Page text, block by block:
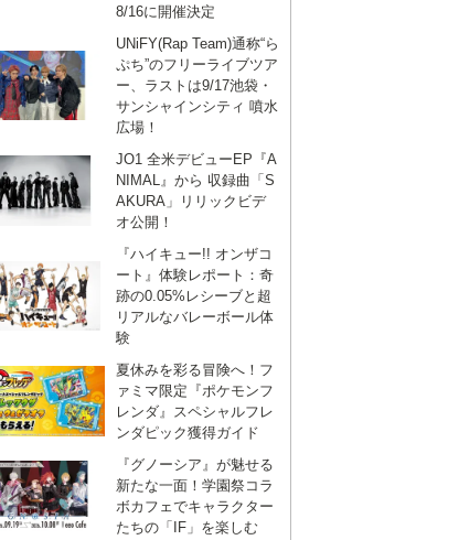
8/16に開催決定
UNiFY(Rap Team)通称“ら
ぷち”のフリーライブツア
ー、ラストは9/17池袋・
サンシャインシティ 噴水
広場！
JO1 全米デビューEP『A
NIMAL』から 収録曲「S
AKURA」リリックビデ
オ公開！
『ハイキュー!! オンザコ
ート』体験レポート：奇
跡の0.05%レシーブと超
リアルなバレーボール体
験
夏休みを彩る冒険へ！フ
ァミマ限定『ポケモンフ
レンダ』スペシャルフレ
ンダピック獲得ガイド
『グノーシア』が魅せる
新たな一面！学園祭コラ
ボカフェでキャラクター
たちの「IF」を楽しむ